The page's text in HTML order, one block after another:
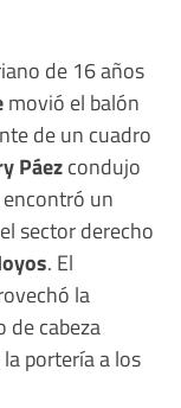
de 16 años
movió el balón
de un cuadro
Páezcondujo
un
sector derecho
. El
la
cabeza
portería a los